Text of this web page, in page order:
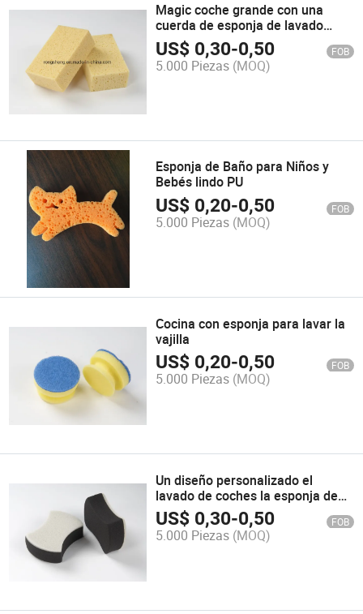
Magic coche grande con una
cuerda de esponja de lavado
limpieza
US$ 0,30-0,50 FOB
5.000 Piezas (MOQ)
Esponja de Baño para Niños y
Bebés lindo PU
US$ 0,20-0,50 FOB
5.000 Piezas (MOQ)
Cocina con esponja para lavar la
vajilla
US$ 0,20-0,50 FOB
5.000 Piezas (MOQ)
Un diseño personalizado el
lavado de coches la esponja de
limpieza
US$ 0,30-0,50 FOB
5.000 Piezas (MOQ)